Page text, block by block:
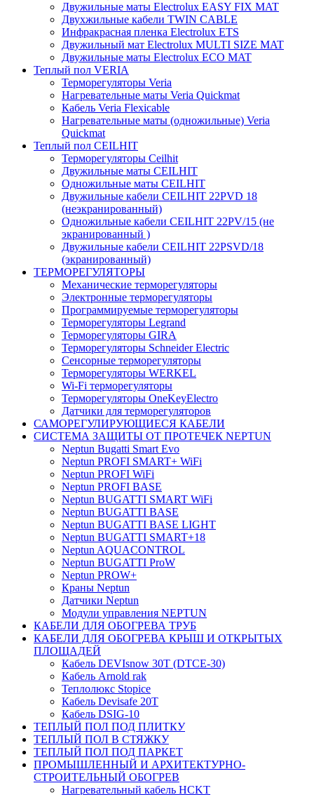
Двужильные маты Electrolux EASY FIX MAT
Двухжильные кабели TWIN CABLE
Инфракрасная пленка Electrolux ETS
Двужильный мат Electrolux MULTI SIZE MAT
Двужильные маты Electrolux ECO MAT
Теплый пол VERIA
Терморегуляторы Veria
Нагревательные маты Veria Quickmat
Кабель Veria Flexicable
Нагревательные маты (одножильные) Veria
Quickmat
Теплый пол CEILHIT
Терморегуляторы Ceilhit
Двужильные маты CEILHIT
Одножильные маты CEILHIT
Двужильные кабели CEILHIT 22PVD 18
(неэкранированный)
Одножильные кабели CEILHIT 22PV/15 (не
экранированный )
Двужильные кабели CEILHIT 22PSVD/18
(экранированный)
ТЕРМОРЕГУЛЯТОРЫ
Механические терморегуляторы
Электронные терморегуляторы
Программируемые терморегуляторы
Терморегуляторы Legrand
Терморегуляторы GIRA
Терморегуляторы Schneider Electric
Сенсорные терморегуляторы
Терморегуляторы WERKEL
Wi-Fi терморегуляторы
Терморегуляторы OneKeyElectro
Датчики для терморегуляторов
САМОРЕГУЛИРУЮЩИЕСЯ КАБЕЛИ
СИСТЕМА ЗАЩИТЫ ОТ ПРОТЕЧЕК NEPTUN
Neptun Bugatti Smart Evo
Neptun PROFI SMART+ WiFi
Neptun PROFI WiFi
Neptun PROFI BASE
Neptun BUGATTI SMART WiFi
Neptun BUGATTI BASE
Neptun BUGATTI BASE LIGHT
Neptun BUGATTI SMART+18
Neptun AQUACONTROL
Neptun BUGATTI ProW
Neptun PROW+
Краны Neptun
Датчики Neptun
Модули управления NEPTUN
КАБЕЛИ ДЛЯ ОБОГРЕВА ТРУБ
КАБЕЛИ ДЛЯ ОБОГРЕВА КРЫШ И ОТКРЫТЫХ
ПЛОЩАДЕЙ
Кабель DEVIsnow 30Т (DTCE-30)
Кабель Arnold rak
Теплолюкс Stopice
Кабель Devisafe 20T
Кабель DSIG-10
ТЕПЛЫЙ ПОЛ ПОД ПЛИТКУ
ТЕПЛЫЙ ПОЛ В СТЯЖКУ
ТЕПЛЫЙ ПОЛ ПОД ПАРКЕТ
ПРОМЫШЛЕННЫЙ И АРХИТЕКТУРНО-
СТРОИТЕЛЬНЫЙ ОБОГРЕВ
Нагревательный кабель НCKТ